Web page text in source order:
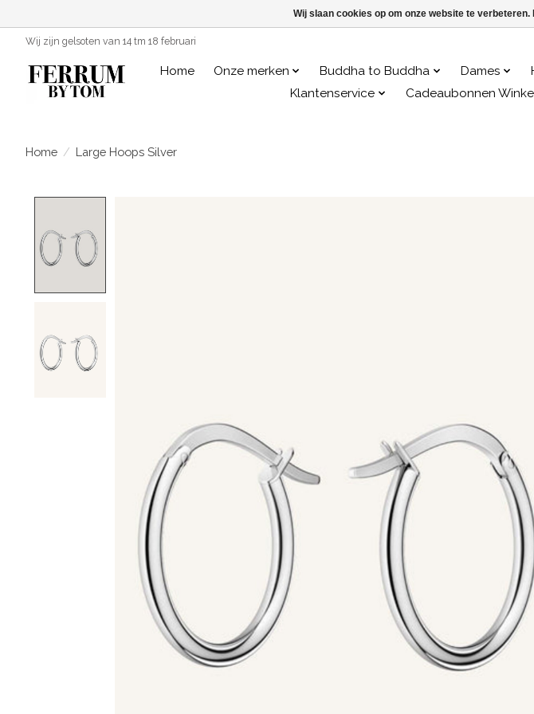
Wij zijn gelsoten van 14 tm 18 februari
Home Onze merken Buddha to Buddha Dames
Klantenservice
Cadeaubonnen
Home / Large Hoops Silver
Wij slaan cookies op om onze website te verbeteren.